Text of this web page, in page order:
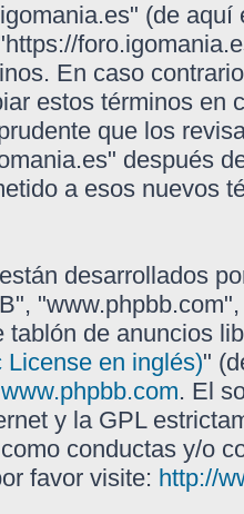
(de
En caso
estos términos en
que los
después
a esos nuevos
desarrollados
tablón de anuncios
License en inglés)"
www.phpbb.com. El
y la GPL
conductas y/o
favor visite: http://